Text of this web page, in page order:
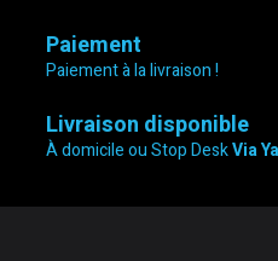
Paiement
Paiement à la livraison !
Livraison disponible
À domicile ou Stop DeskVia